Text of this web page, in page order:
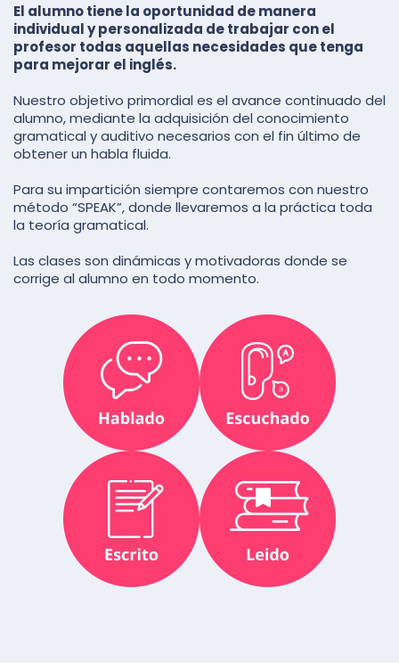
El alumno tiene la oportunidad de manera
individual y personalizada de trabajar con el
profesor todas aquellas necesidades que tenga
para mejorar el inglés.
Nuestro objetivo primordial es el avance continuado del
alumno, mediante la adquisición del conocimiento
gramatical y auditivo necesarios con el fin último de
obtener un habla fluida.
Para su impartición siempre contaremos con nuestro
método “SPEAK”, donde llevaremos a la práctica toda
la teoría gramatical.
Las clases son dinámicas y motivadoras donde se
corrige al alumno en todo momento.